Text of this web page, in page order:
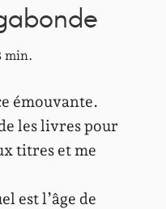
min.
émouvante.
les livres pour
titres et me
est l’âge de